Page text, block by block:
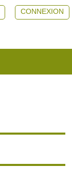
CONNEXION